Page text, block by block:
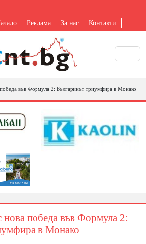
Реклама За нас Контакти
във Формула 2: Българинът триумфира в Монако
победа във Формула 2:
в Монако